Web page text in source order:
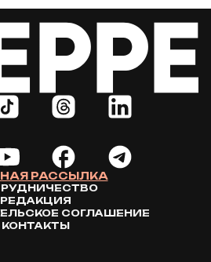
РАССЫЛКА
РЕДАКЦИЯ
СОГЛАШЕНИЕ
КОНТАКТЫ